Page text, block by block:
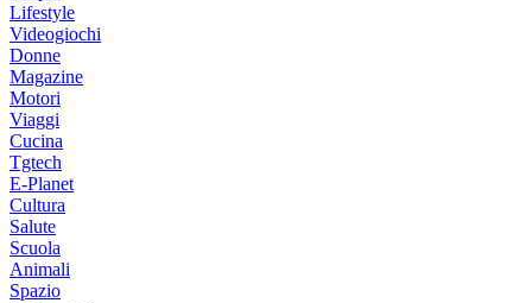
Lifestyle
Videogiochi
Donne
Magazine
Motori
Viaggi
Cucina
Tgtech
E-Planet
Cultura
Salute
Scuola
Animali
Spazio